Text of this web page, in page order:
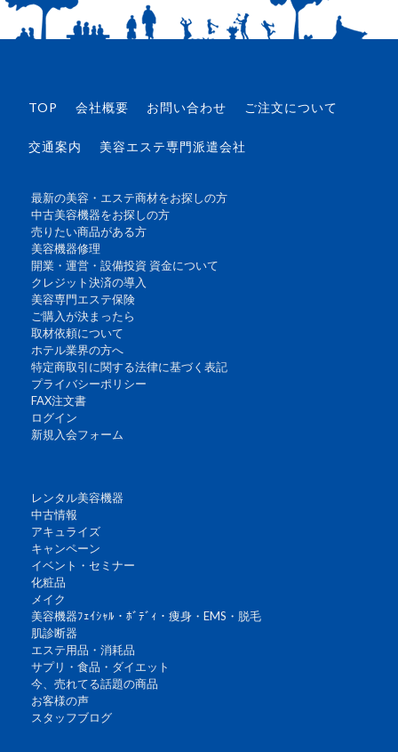
TOP 会社概要 お問い合わせ ご注文について
交通案内 美容エステ専門派遣会社
最新の美容・エステ商材をお探しの方
中古美容機器をお探しの方
売りたい商品がある方
美容機器修理
開業・運営・設備投資 資金について
クレジット決済の導入
美容専門エステ保険
ご購入が決まったら
取材依頼について
ホテル業界の方へ
特定商取引に関する法律に基づく表記
プライバシーポリシー
FAX注文書
ログイン
新規入会フォーム
レンタル美容機器
中古情報
アキュライズ
キャンペーン
イベント・セミナー
化粧品
メイク
美容機器ﾌｪｲｼｬﾙ・ﾎﾞﾃﾞｨ・痩身・EMS・脱毛
肌診断器
エステ用品・消耗品
サプリ・食品・ダイエット
今、売れてる話題の商品
お客様の声
スタッフブログ